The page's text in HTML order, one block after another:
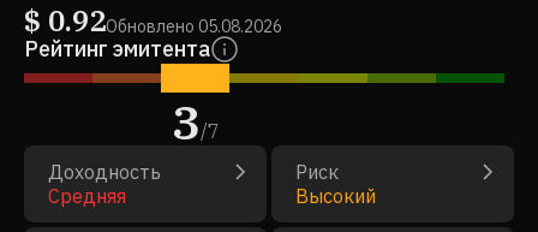
$ 0.92Обновлено 05.08.2026
Рейтинг эмитента
3/7
Доходность
Средняя
Риск
Высокий